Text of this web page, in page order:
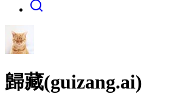
歸藏(guizang.ai)